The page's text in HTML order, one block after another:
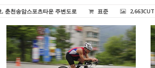
, 춘천송암스포츠타운 주변도로 표준 2,663CUT